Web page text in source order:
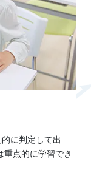
に判定して出
重点的に学習でき